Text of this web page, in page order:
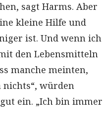
sagt Harms. Aber
kleine Hilfe und
ist. Und wenn ich
den Lebensmitteln
manche meinten,
nichts“, würden
ein. „Ich bin immer